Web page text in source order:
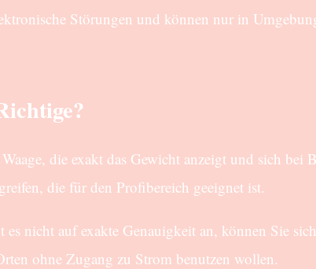
Störungen und können nur in
die exakt das Gewicht anzeigt und sich bei
die für den Profibereich geeignet ist.
nicht auf exakte Genauigkeit an, können Sie
ohne Zugang zu Strom benutzen wollen.